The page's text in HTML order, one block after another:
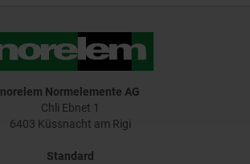
norelem Normelemente AG
Chli Ebnet 1
6403 Küssnacht am Rigi
Standard